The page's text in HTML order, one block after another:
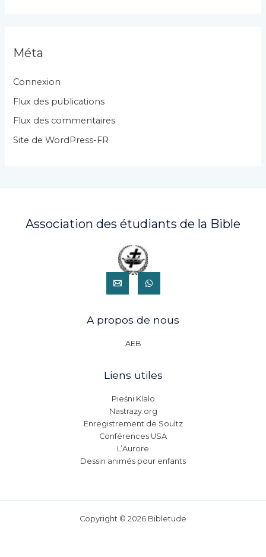
g
r
i
e
Méta
Connexion
Flux des publications
Flux des commentaires
Site de WordPress-FR
Association des étudiants de la Bible
A propos de nous
AEB
Liens utiles
Pieśni Klalo
Nastrazy.org
Enregistrement de Soultz
Conférences USA
L’Aurore
Dessin animés pour enfants
Copyright © 2026 Bibletude